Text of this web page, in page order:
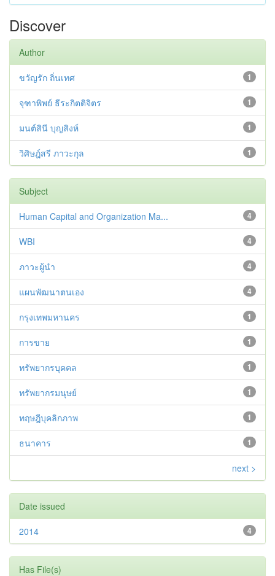
Discover
Author
1
ขวัญรัก ถิ่นเทศ
1
จุฑาพิพย์ ธีระกิตติจิตร
1
มนต์สินี บุญสิงห์
1
วิศิษฎ์สรี ภาวะกุล
Subject
4
Human Capital and Organization Ma...
4
WBI
4
ภาวะผู้นำ
4
แผนพัฒนาตนเอง
1
กรุงเทพมหานคร
1
การขาย
1
ทรัพยากรบุคคล
1
ทรัพยากรมนุษย์
1
ทฤษฎีบุคลิกภาพ
1
ธนาคาร
next >
Date issued
4
2014
Has File(s)